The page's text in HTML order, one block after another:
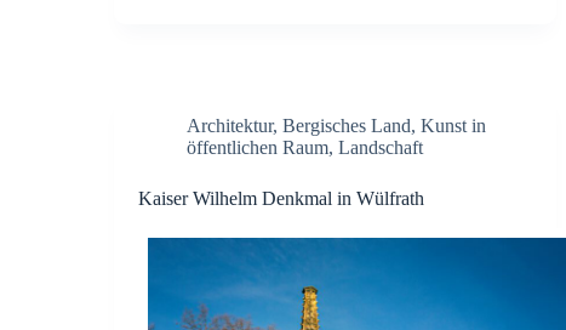
Architektur, Bergisches Land, Kunst in
öffentlichen Raum, Landschaft
Kaiser Wilhelm Denkmal in Wülfrath